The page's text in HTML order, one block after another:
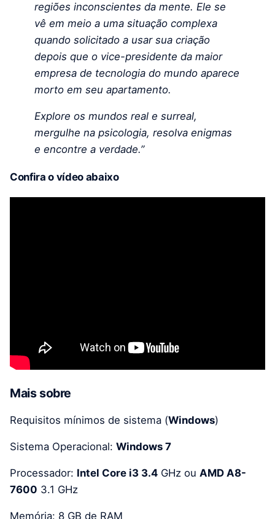
regiões inconscientes da mente. Ele se
vê em meio a uma situação complexa
quando solicitado a usar sua criação
depois que o vice-presidente da maior
empresa de tecnologia do mundo aparece
morto em seu apartamento.
Explore os mundos real e surreal,
mergulhe na psicologia, resolva enigmas
e encontre a verdade.”
Confira o vídeo abaixo
Mais sobre
Requisitos mínimos de sistema (Windows)
Sistema Operacional: Windows 7
Processador: Intel Core i3 3.4 GHz ou AMD A8-
7600 3.1 GHz
Memória: 8 GB de RAM